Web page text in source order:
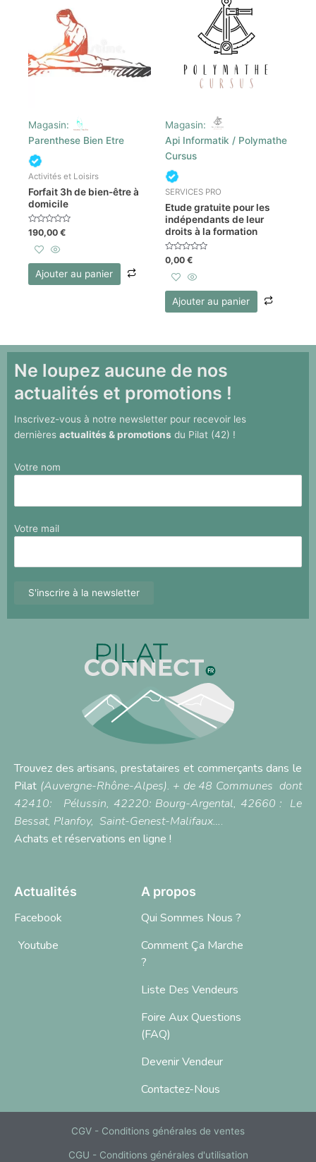
Magasin:
Parenthese Bien Etre
Activités et Loisirs
Forfait 3h de bien-être à
domicile
Note
0
sur
190,00 €
Ajouter au panier
Magasin:
Api Informatik / Polymathe
Cursus
SERVICES PRO
Etude gratuite pour les
indépendants de leur
droits à la formation
Note
0
sur
0,00 €
Ajouter au panier
Ne loupez aucune de nos
actualités et promotions !
Inscrivez-vous à notre newsletter pour recevoir les
dernières actualités & promotions du Pilat (42) !
Votre nom
Votre mail
Trouvez des artisans, prestataires et commerçants dans le
Pilat (Auvergne-Rhône-Alpes). + de 48 Communes dont
42410: Pélussin, 42220: Bourg-Argental, 42660 : Le
Bessat, Planfoy, Saint-Genest-Malifaux….
Achats et réservations en ligne !
Actualités
Facebook
Youtube
A propos
Qui Sommes Nous ?
Comment Ça Marche
?
Liste Des Vendeurs
Foire Aux Questions
(FAQ)
Devenir Vendeur
Contactez-Nous
CGV - Conditions générales de ventes
CGU - Conditions générales d'utilisation